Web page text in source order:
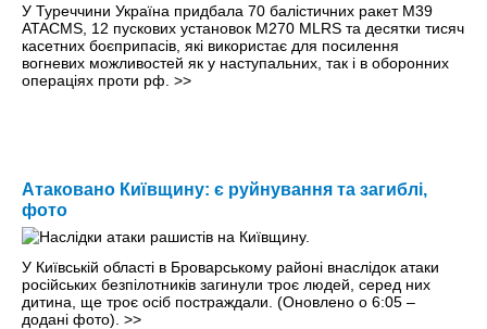
У Туреччини Україна придбала 70 балістичних ракет M39
ATACMS, 12 пускових установок M270 MLRS та десятки тисяч
касетних боєприпасів, які використає для посилення
вогневих можливостей як у наступальних, так і в оборонних
операціях проти рф. >>
Атаковано Київщину: є руйнування та загиблі,
фото
У Київській області в Броварському районі внаслідок атаки
російських безпілотників загинули троє людей, серед них
дитина, ще троє осіб постраждали. (Оновлено о 6:05 –
додані фото). >>